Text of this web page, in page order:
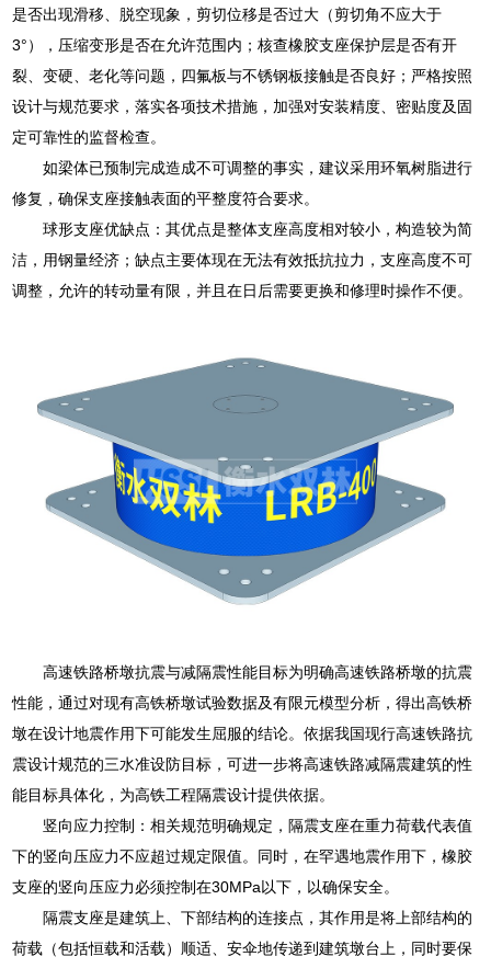
是否出现滑移、脱空现象，剪切位移是否过大（剪切角不应大于
3°），压缩变形是否在允许范围内；核查橡胶支座保护层是否有开
裂、变硬、老化等问题，四氟板与不锈钢板接触是否良好；严格按照
设计与规范要求，落实各项技术措施，加强对安装精度、密贴度及固
定可靠性的监督检查。
如梁体已预制完成造成不可调整的事实，建议采用环氧树脂进行
修复，确保支座接触表面的平整度符合要求。
球形支座优缺点：其优点是整体支座高度相对较小，构造较为简
洁，用钢量经济；缺点主要体现在无法有效抵抗拉力，支座高度不可
调整，允许的转动量有限，并且在日后需要更换和修理时操作不便。
高速铁路桥墩抗震与减隔震性能目标为明确高速铁路桥墩的抗震
性能，通过对现有高铁桥墩试验数据及有限元模型分析，得出高铁桥
墩在设计地震作用下可能发生屈服的结论。依据我国现行高速铁路抗
震设计规范的三水准设防目标，可进一步将高速铁路减隔震建筑的性
能目标具体化，为高铁工程隔震设计提供依据。
竖向应力控制：相关规范明确规定，隔震支座在重力荷载代表值
下的竖向压应力不应超过规定限值。同时，在罕遇地震作用下，橡胶
支座的竖向压应力必须控制在30MPa以下，以确保安全。
隔震支座是建筑上、下部结构的连接点，其作用是将上部结构的
荷载（包括恒载和活载）顺适、安伞地传递到建筑墩台上，同时要保